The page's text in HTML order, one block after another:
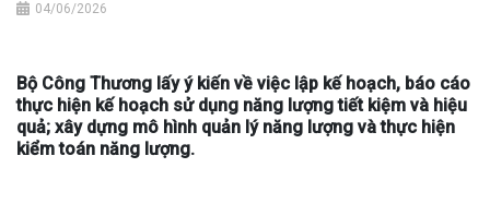
04/06/2026
Bộ Công Thương lấy ý kiến về việc lập kế hoạch, báo cáo
thực hiện kế hoạch sử dụng năng lượng tiết kiệm và hiệu
quả; xây dựng mô hình quản lý năng lượng và thực hiện
kiểm toán năng lượng.